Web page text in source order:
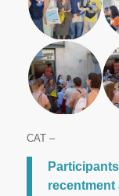
CAT –
recentment